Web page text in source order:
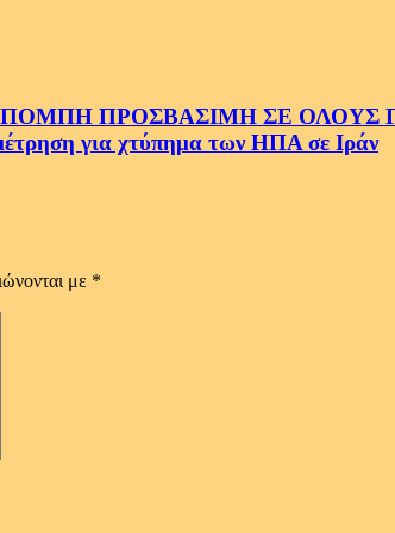
ΠΡΟΣΒΑΣΙΜΗ ΣΕ ΟΛΟΥΣ
για χτύπημα των ΗΠΑ σε Ιράν
με *